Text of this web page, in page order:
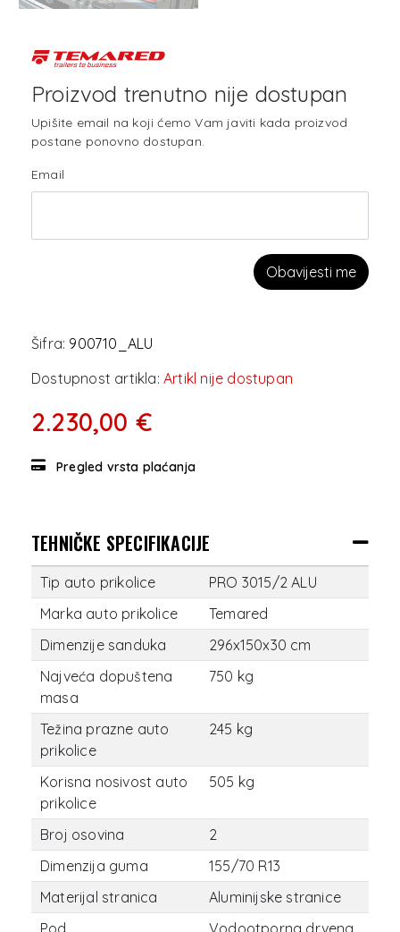
Proizvod trenutno nije dostupan
Upišite email na koji ćemo Vam javiti kada proizvod
postane ponovno dostupan.
Email
Obavijesti me
Šifra: 900710_ALU
Dostupnost artikla: Artikl nije dostupan
2.230,00 €
Pregled vrsta plaćanja
TEHNIČKE SPECIFIKACIJE
Tip auto prikolice
PRO 3015/2 ALU
Marka auto prikolice
Temared
Dimenzije sanduka
296x150x30 cm
Najveća dopuštena
masa
750 kg
Težina prazne auto
prikolice
245 kg
Korisna nosivost auto
prikolice
505 kg
Broj osovina
2
Dimenzija guma
155/70 R13
Materijal stranica
Aluminijske stranice